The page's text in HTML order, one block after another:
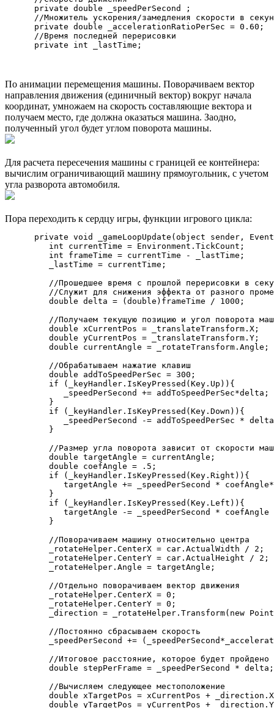
      private double _speedPerSecond ;
//Множитель ускорения/замедления скорости в
      private double _accelerationRatioPerSec = 0.60;
      //Время последней перерисовки
По анимации перемещения машины. Поворачиваем вектор
направления движения (единичный вектор) вокруг начала
координат, умножаем на скорость составляющие вектора и
получаем место, где должна оказаться машина. Заодно,
полученный угол будет углом поворота машины.
Для расчета пересечения машины с границей ее контейнера:
вычислим ограничивающий машину прямоугольник, с учетом
угла разворота автомобиля.
Пора переходить к сердцу игры, функции игрового цикла:
private void _gameLoopUpdate(object sender,
         int currentTime = Environment.TickCount;
         int frameTime = currentTime - _lastTime;
         _lastTime = currentTime;
//Прошедшее время с прошлой перерисовки в
//Служит для снижения эффекта от разного
         double delta = (double)frameTime / 1000;
//Получаем текущую позицию и угол поворота
         double xCurrentPos = _translateTransform.X;
         double yCurrentPos = _translateTransform.Y;
         double currentAngle = _rotateTransform.Angle;
         //Обрабатываем нажатие клавиш
         double addToSpeedPerSec = 300;
         if (_keyHandler.IsKeyPressed(Key.Up)){
            _speedPerSecond += addToSpeedPerSec*delta;
         }
         if (_keyHandler.IsKeyPressed(Key.Down)){
_speedPerSecond -= addToSpeedPerSec *
         }
//Размер угла поворота зависит от скорости
         double targetAngle = currentAngle;
         double coefAngle = .5;
         if (_keyHandler.IsKeyPressed(Key.Right)){
targetAngle += _speedPerSecond *
         }
         if (_keyHandler.IsKeyPressed(Key.Left)){
targetAngle -= _speedPerSecond * coefAngle
         }
         //Поворачиваем машину относительно центра
         _rotateHelper.CenterX = car.ActualWidth / 2;
         _rotateHelper.CenterY = car.ActualHeight / 2;
         _rotateHelper.Angle = targetAngle;
         //Отдельно поворачиваем вектор движения
         _rotateHelper.CenterX = 0;
         _rotateHelper.CenterY = 0;
_direction = _rotateHelper.Transform(new
         //Постоянно сбрасываем скорость
_speedPerSecond +=
//Итоговое расстояние, которое будет
         double stepPerFrame = _speedPerSecond * delta;
         //Вычисляем следующее местоположение
double xTargetPos = xCurrentPos +
double yTargetPos = yCurrentPos +